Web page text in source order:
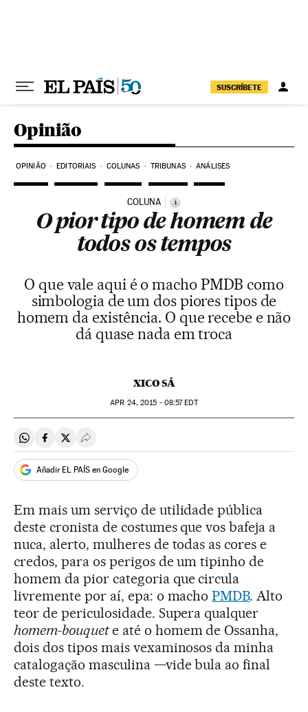
SUSCRÍBETE
Opinião
OPINIÃO EDITORIAIS COLUNAS TRIBUNAS ANÁLISES
COLUNA i
O pior tipo de homem de
todos os tempos
O que vale aqui é o macho PMDB como
simbologia de um dos piores tipos de
homem da existência. O que recebe e não
dá quase nada em troca
XICO SÁ
APR 24, 2015 - 08:57EDT
Compartir en Whatsapp
Compartir en Facebook
Compartir en Twitter
Desplegar Redes Sociales
Añadir EL PAÍS en Google
Em mais um serviço de utilidade pública
deste cronista de costumes que vos bafeja a
nuca, alerto, mulheres de todas as cores e
credos, para os perigos de um tipinho de
homem da pior categoria que circula
livremente por aí, epa: o machoPMDB. Alto
teor de periculosidade. Supera qualquer
homem-bouquete até o homem de Ossanha,
dois dos tipos mais vexaminosos da minha
catalogação masculina —vide bula ao final
deste texto.